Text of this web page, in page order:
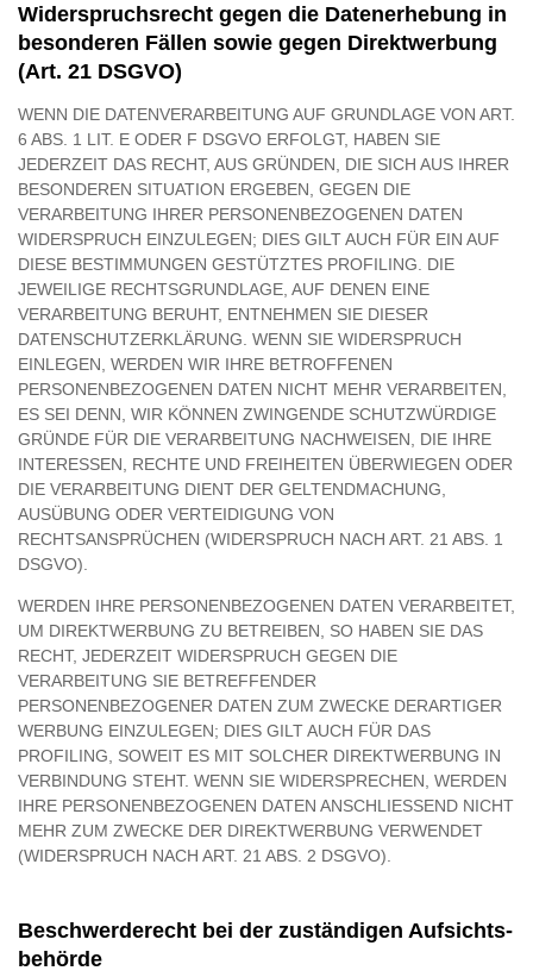
Widerspruchsrecht gegen die Datenerhebung in
besonderen Fällen sowie gegen Direktwerbung
(Art. 21 DSGVO)
WENN DIE DATENVERARBEITUNG AUF GRUNDLAGE VON ART.
6 ABS. 1 LIT. E ODER F DSGVO ERFOLGT, HABEN SIE
JEDERZEIT DAS RECHT, AUS GRÜNDEN, DIE SICH AUS IHRER
BESONDEREN SITUATION ERGEBEN, GEGEN DIE
VERARBEITUNG IHRER PERSONENBEZOGENEN DATEN
WIDERSPRUCH EINZULEGEN; DIES GILT AUCH FÜR EIN AUF
DIESE BESTIMMUNGEN GESTÜTZTES PROFILING. DIE
JEWEILIGE RECHTSGRUNDLAGE, AUF DENEN EINE
VERARBEITUNG BERUHT, ENTNEHMEN SIE DIESER
DATENSCHUTZERKLÄRUNG. WENN SIE WIDERSPRUCH
EINLEGEN, WERDEN WIR IHRE BETROFFENEN
PERSONENBEZOGENEN DATEN NICHT MEHR VERARBEITEN,
ES SEI DENN, WIR KÖNNEN ZWINGENDE SCHUTZWÜRDIGE
GRÜNDE FÜR DIE VERARBEITUNG NACHWEISEN, DIE IHRE
INTERESSEN, RECHTE UND FREIHEITEN ÜBERWIEGEN ODER
DIE VERARBEITUNG DIENT DER GELTENDMACHUNG,
AUSÜBUNG ODER VERTEIDIGUNG VON
RECHTSANSPRÜCHEN (WIDERSPRUCH NACH ART. 21 ABS. 1
DSGVO).
WERDEN IHRE PERSONENBEZOGENEN DATEN VERARBEITET,
UM DIREKTWERBUNG ZU BETREIBEN, SO HABEN SIE DAS
RECHT, JEDERZEIT WIDERSPRUCH GEGEN DIE
VERARBEITUNG SIE BETREFFENDER
PERSONENBEZOGENER DATEN ZUM ZWECKE DERARTIGER
WERBUNG EINZULEGEN; DIES GILT AUCH FÜR DAS
PROFILING, SOWEIT ES MIT SOLCHER DIREKTWERBUNG IN
VERBINDUNG STEHT. WENN SIE WIDERSPRECHEN, WERDEN
IHRE PERSONENBEZOGENEN DATEN ANSCHLIESSEND NICHT
MEHR ZUM ZWECKE DER DIREKTWERBUNG VERWENDET
(WIDERSPRUCH NACH ART. 21 ABS. 2 DSGVO).
Beschwerde­recht bei der zuständigen Aufsichts­
behörde